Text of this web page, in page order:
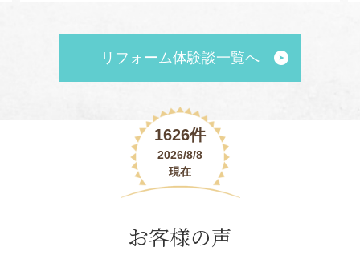
リフォーム体験談一覧へ
1626件
2026/8/8
現在
お客様の声